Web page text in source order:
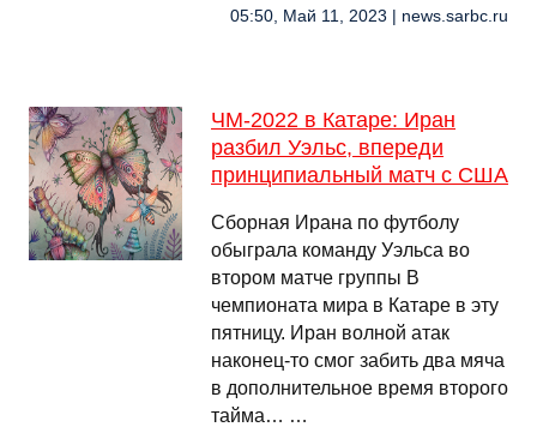
05:50, Май 11, 2023 | news.sarbc.ru
ЧМ-2022 в Катаре: Иран
разбил Уэльс, впереди
принципиальный матч с США
Сборная Ирана по футболу
обыграла команду Уэльса во
втором матче группы B
чемпионата мира в Катаре в эту
пятницу. Иран волной атак
наконец-то смог забить два мяча
в дополнительное время второго
тайма… …